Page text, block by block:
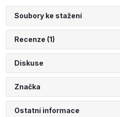
Soubory ke stažení
Recenze (1)
Diskuse
Značka
Ostatní informace